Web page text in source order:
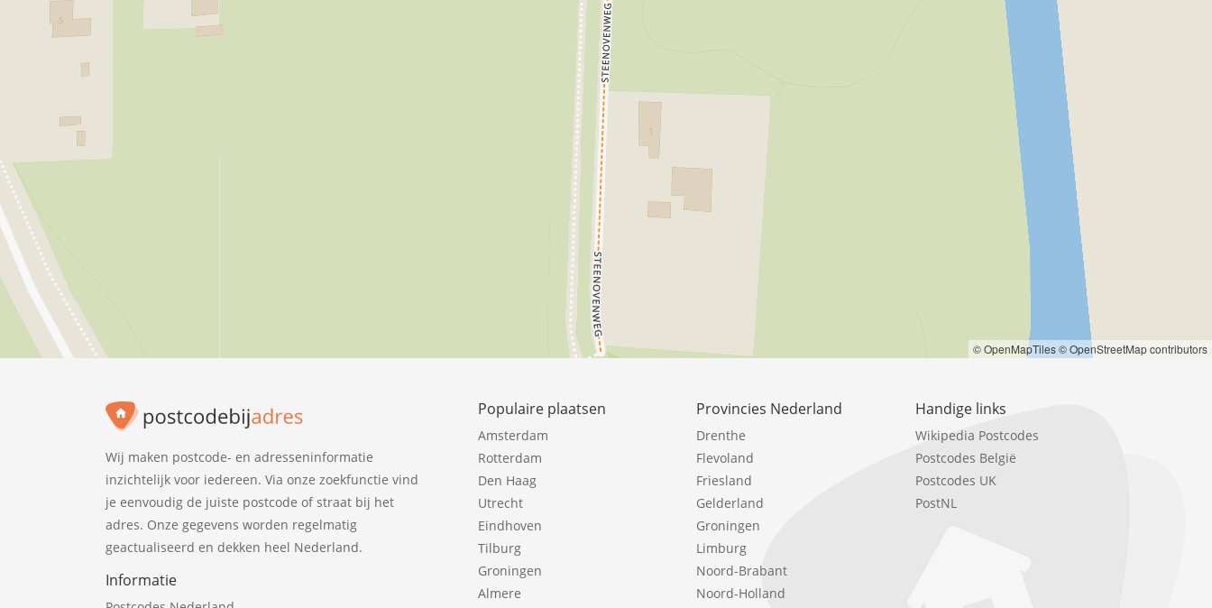
© OpenMapTiles© OpenStreetMap contributors
Wij maken postcode- en adresseninformatie
inzichtelijk voor iedereen. Via onze zoekfunctie vind
je eenvoudig de juiste postcode of straat bij het
adres. Onze gegevens worden regelmatig
geactualiseerd en dekken heel Nederland.
Informatie
Populaire plaatsen
Amsterdam
Rotterdam
Den Haag
Utrecht
Eindhoven
Tilburg
Groningen
Almere
Provincies Nederland
Drenthe
Flevoland
Friesland
Gelderland
Groningen
Limburg
Noord-Brabant
Noord-Holland
Handige links
Wikipedia Postcodes
Postcodes België
Postcodes UK
PostNL